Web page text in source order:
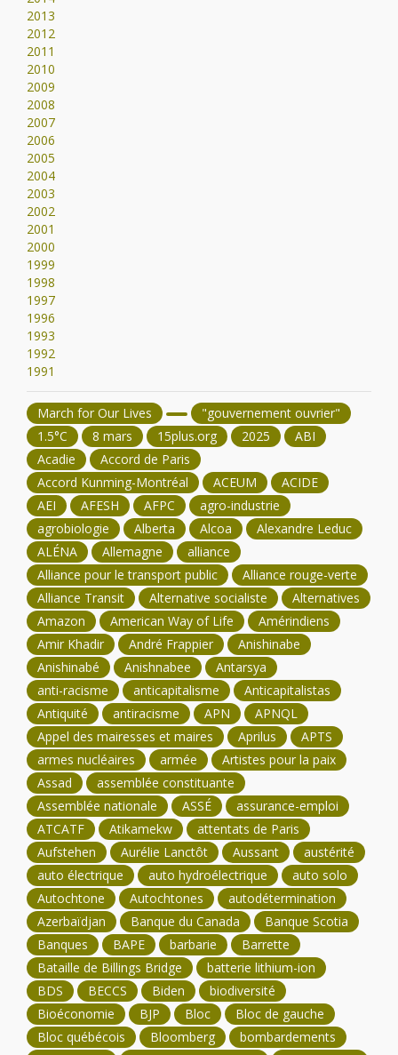
2013
2012
2011
2010
2009
2008
2007
2006
2005
2004
2003
2002
2001
2000
1999
1998
1997
1996
1993
1992
1991
March for Our Lives
"gouvernement ouvrier"
1.5°C
8 mars 15plus.org 2025
ABI
Acadie
Accord de Paris
Accord Kunming-Montréal
ACEUM
ACIDE
AEI
AFESH AFPC
agro-industrie
agrobiologie
Alberta Alcoa
Alexandre Leduc
ALÉNA
Allemagne
alliance
Alliance pour le transport public
Alliance rouge-verte
Alliance Transit
Alternative socialiste
Alternatives
Amazon
American Way of Life
Amérindiens
Amir Khadir
André Frappier
Anishinabe
Anishinabé
Anishnabee
Antarsya
anti-racisme
anticapitalisme
Anticapitalistas
Antiquité
antiracisme APN
APNQL
Appel des mairesses et maires
Aprilus
APTS
armes nucléaires
armée
Artistes pour la paix
Assad
assemblée constituante
Assemblée nationale
ASSÉ
assurance-emploi
ATCATF
Atikamekw
attentats de Paris
Aufstehen
Aurélie Lanctôt Aussant
austérité
auto électrique
auto hydroélectrique
auto solo
Autochtone
Autochtones
autodétermination
Azerbaïdjan
Banque du Canada
Banque Scotia
Banques
BAPE barbarie
Barrette
Bataille de Billings Bridge
batterie lithium-ion
BDS
BECCS Biden
biodiversité
Bioéconomie
BJP Bloc
Bloc de gauche
Bloc québécois
Bloomberg
bombardements